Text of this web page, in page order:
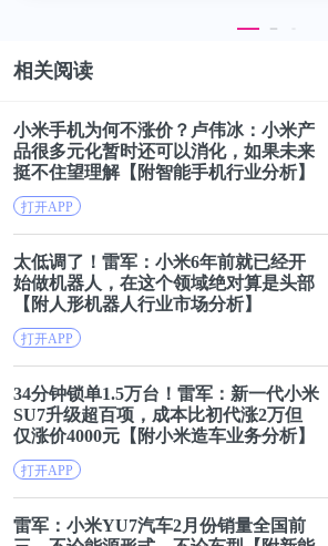
相关阅读
小米手机为何不涨价？ 卢伟冰： 小米产
品很多元化暂时还可以消化，如果未来
挺不住望理解【附智能手机行业分析】
打开APP
太低调了！雷军： 小米6年前就已经开
始做机器人，在这个领域绝对算是头部
【附人形机器人行业市场分析】
打开APP
34分钟锁单1.5万台！雷军：新一代小米
SU7升级超百项，成本比初代涨2万但
仅涨价4000元【附小米造车业务分析】
打开APP
雷军： 小米YU7汽车2月份销量全国前